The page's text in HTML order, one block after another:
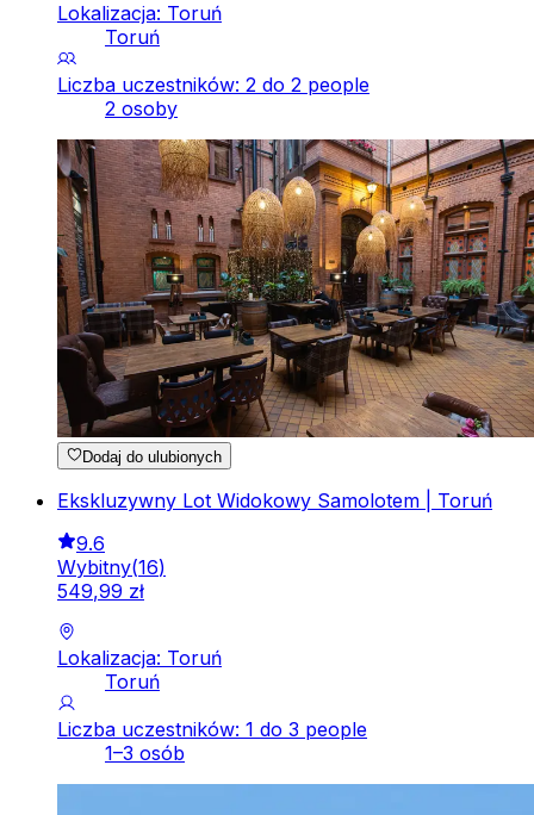
Lokalizacja: Toruń
Toruń
Liczba uczestników: 2 do 2 people
2 osoby
Dodaj do ulubionych
Ekskluzywny Lot Widokowy Samolotem | Toruń
9.6
Wybitny(16)
549,99 zł
Lokalizacja: Toruń
Toruń
Liczba uczestników: 1 do 3 people
1–3 osób